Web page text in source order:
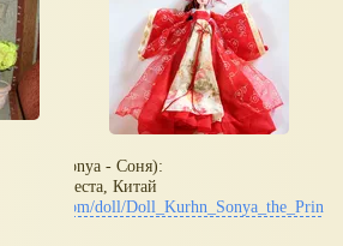
Kurhn (Sonya - Соня):
- невеста, Китай
doll/